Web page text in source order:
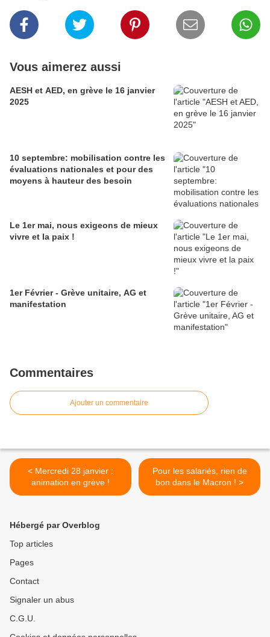
Vous aimerez aussi
AESH et AED, en grève le 16 janvier
2025
10 septembre: mobilisation contre les
évaluations nationales et pour des
moyens à hauteur des besoin
Le 1er mai, nous exigeons de mieux
vivre et la paix !
1er Février - Grève unitaire, AG et
manifestation
Commentaires
Ajouter un commentaire
< Mercredi 28 janvier :
animation en grève !
Pour les salariés, rien de
bon dans le Macron ! >
Hébergé par Overblog
Top articles
Pages
Contact
Signaler un abus
C.G.U.